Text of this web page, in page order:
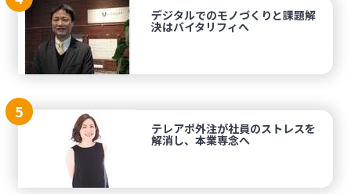
デジタルでのモノづくりと課題解
決はバイタリフィへ
5
テレアポ外注が社員のストレスを
解消し、本業専念へ